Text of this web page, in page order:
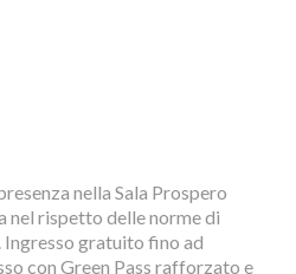
nella Sala Prospero
nel rispetto delle norme di
gratuito fino ad
con Green Pass rafforzato e